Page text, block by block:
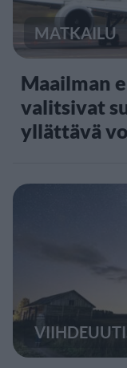
MATKAILU
Maailman
valitsivat
yllättävä